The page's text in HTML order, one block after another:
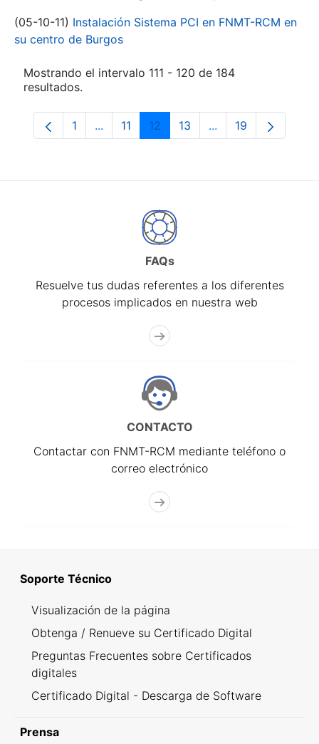
(05-10-11) Instalación Sistema PCI en FNMT-RCM en
su centro de Burgos
Mostrando el intervalo 111 - 120 de 184
resultados.
Página
1 ...Páginas intermedias Use TAB para
Página
11 Página
12 Página
13 ...PáginasPágina
19
FAQs
Resuelve tus dudas referentes a los diferentes
procesos implicados en nuestra web
CONTACTO
Contactar con FNMT-RCM mediante teléfono o
correo electrónico
Soporte Técnico
Visualización de la página
Obtenga / Renueve su Certificado Digital
Preguntas Frecuentes sobre Certificados
digitales
Certificado Digital - Descarga de Software
Prensa